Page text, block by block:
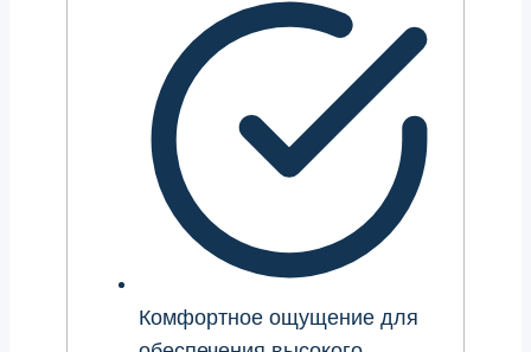
Комфортное ощущение для